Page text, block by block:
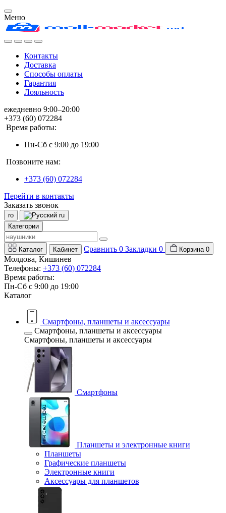
Меню
Контакты
Доставка
Способы оплаты
Гарантия
Лояльность
ежедневно 9:00–20:00
+373 (60) 072284
Время работы:
Пн-Сб с 9:00 до 19:00
Позвоните нам:
+373 (60) 072284
Перейти в контакты
Заказать звонок
ro
ru
Категории
Каталог Кабинет Сравнить 0 Закладки 0 Корзина 0
Молдова, Кишинев
Телефоны: +373 (60) 072284
Время работы:
Пн-Сб с 9:00 до 19:00
Каталог
Смартфоны, планшеты и аксессуары
Смартфоны, планшеты и аксессуары
Смартфоны, планшеты и аксессуары
Смартфоны
Планшеты и электронные книги
Планшеты
Графические планшеты
Электронные книги
Аксессуары для планшетов